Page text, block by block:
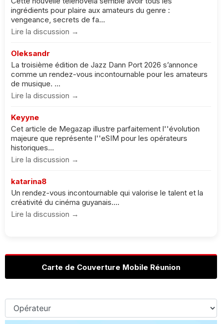
ingrédients pour plaire aux amateurs du genre :
vengeance, secrets de fa...
Lire la discussion →
Oleksandr
La troisième édition de Jazz Dann Port 2026 s’annonce
comme un rendez-vous incontournable pour les amateurs
de musique. ...
Lire la discussion →
Keyyne
Cet article de Megazap illustre parfaitement l''évolution
majeure que représente l''eSIM pour les opérateurs
historiques...
Lire la discussion →
katarina8
Un rendez-vous incontournable qui valorise le talent et la
créativité du cinéma guyanais....
Lire la discussion →
Carte de Couverture Mobile Réunion